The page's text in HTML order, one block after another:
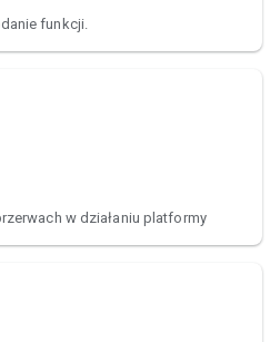
funkcji.
w działaniu platformy